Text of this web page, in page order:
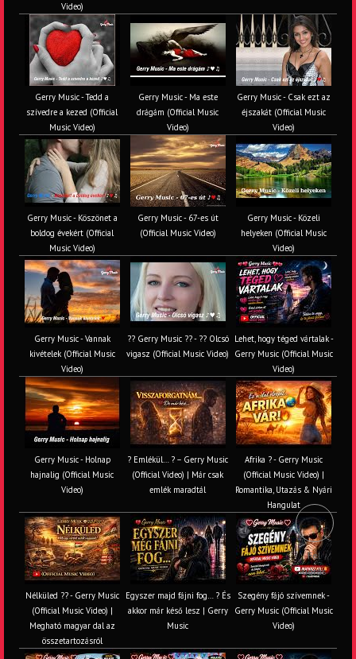
Video)
Gerry Music - Tedd a
szívedre a kezed (Official
Music Video)
Gerry Music - Ma este
drágám (Official Music
Video)
Gerry Music - Csak ezt az
éjszakát (Official Music
Video)
Gerry Music - Köszönet a
boldog évekért (Official
Music Video)
Gerry Music - 67-es út
(Official Music Video)
Gerry Music - Közeli
helyeken (Official Music
Video)
Gerry Music - Vannak
kivételek (Official Music
Video)
?? Gerry Music ?? - ?? Olcsó
vigasz (Official Music Video)
Lehet, hogy téged vártalak -
Gerry Music (Official Music
Video)
Gerry Music - Holnap
hajnalig (Official Music
Video)
? Emlékül… ? – Gerry Music
(Official Video) | Már csak
emlék maradtál
Afrika ? - Gerry Music
(Official Music Video) |
Romantika, Utazás & Nyári
Hangulat
Nélküled ?? - Gerry Music
(Official Music Video) |
Megható magyar dal az
összetartozásról
Egyszer majd fájni fog… ? És
akkor már késő lesz | Gerry
Music
Szegény fájó szívemnek -
Gerry Music (Official Music
Video)
Fel
ugrás